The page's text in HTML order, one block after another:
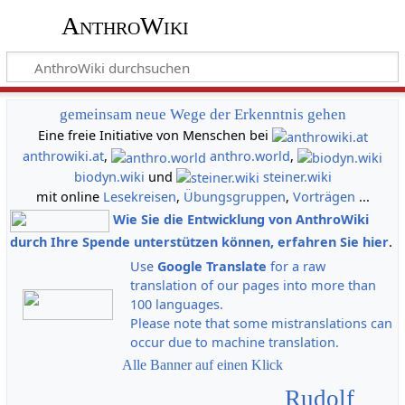
AnthroWiki
gemeinsam neue Wege der Erkenntnis gehen
Eine freie Initiative von Menschen bei
anthrowiki.at, anthro.world,
biodyn.wiki und
steiner.wiki
mit online Lesekreisen, Übungsgruppen, Vorträgen ...
Wie Sie die Entwicklung von AnthroWiki
durch Ihre Spende unterstützen können, erfahren Sie hier.
Use Google Translate for a raw
translation of our pages into more than
100 languages.
Please note that some mistranslations can
occur due to machine translation.
Alle Banner auf einen Klick
Rudolf